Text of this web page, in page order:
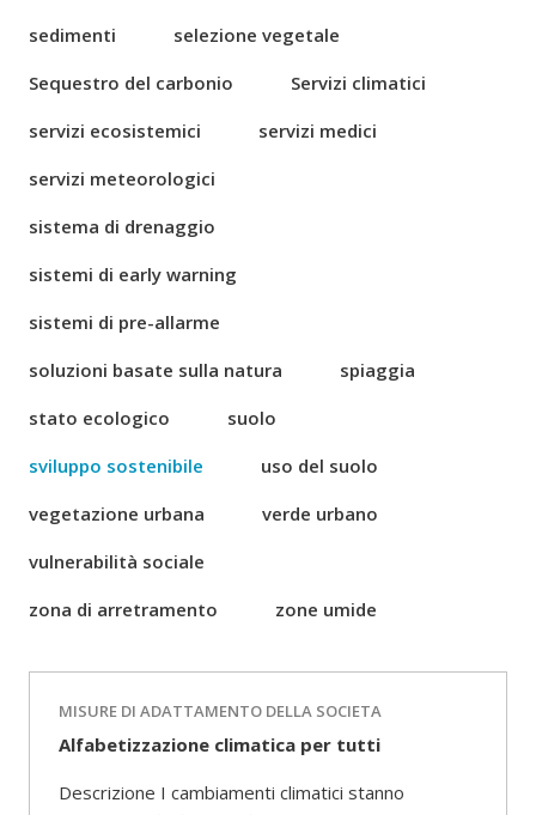
sedimenti
selezione vegetale
Sequestro del carbonio
Servizi climatici
servizi ecosistemici
servizi medici
servizi meteorologici
sistema di drenaggio
sistemi di early warning
sistemi di pre-allarme
soluzioni basate sulla natura
spiaggia
stato ecologico
suolo
sviluppo sostenibile
uso del suolo
vegetazione urbana
verde urbano
vulnerabilità sociale
zona di arretramento
zone umide
MISURE DI ADATTAMENTO DELLA SOCIETA
Alfabetizzazione climatica per tutti
Descrizione I cambiamenti climatici stanno